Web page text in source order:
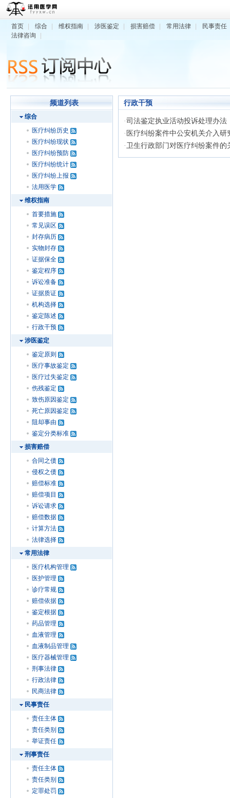
首页 综合 维权指南 涉医鉴定 损害赔偿 常用法律
民事责任
法律咨询
频道列表
综合
医疗纠纷历史
医疗纠纷现状
医疗纠纷预防
医疗纠纷统计
医疗纠纷上报
法用医学
维权指南
首要措施
常见误区
封存病历
实物封存
证据保全
鉴定程序
诉讼准备
证据质证
机构选择
鉴定陈述
行政干预
涉医鉴定
鉴定原则
医疗事故鉴定
医疗过失鉴定
伤残鉴定
致伤原因鉴定
死亡原因鉴定
阻却事由
鉴定分类标准
损害赔偿
合同之债
侵权之债
赔偿标准
赔偿项目
诉讼请求
赔偿数据
计算方法
法律选择
常用法律
医疗机构管理
医护管理
诊疗常规
赔偿依据
鉴定根据
药品管理
血液管理
血液制品管理
医疗器械管理
刑事法律
行政法律
民商法律
民事责任
责任主体
责任类别
举证责任
刑事责任
责任主体
责任类别
定罪处罚
行政干预
·司法鉴定执业活动投诉处理办法
· 医疗纠纷案件中公安机关介入研
·卫生行政部门对医疗纠纷案件的